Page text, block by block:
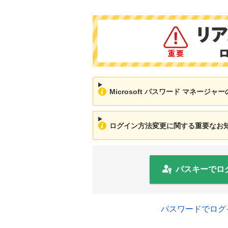
Microsoft パスワード マネージャー
ログイン方法変更に関する重要なお
パスキーでロ
パスワードでログ